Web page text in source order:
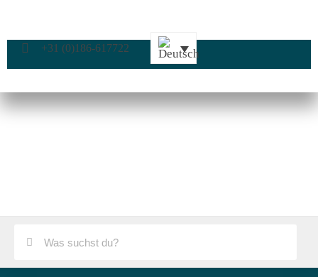
+31 (0)186-617722